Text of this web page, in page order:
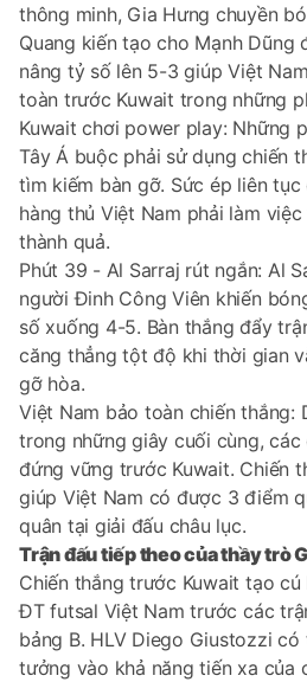
thông minh, Gia Hưng chuyền
Quang kiến tạo cho Mạnh Dũng
nâng tỷ số lên 5-3 giúp Việt
toàn trước Kuwait trong những
Kuwait chơi power play: Những
Tây Á buộc phải sử dụng chiến
tìm kiếm bàn gỡ. Sức ép liên
hàng thủ Việt Nam phải làm
thành quả.
Phút 39 - Al Sarraj rút ngắn: Al
người Đinh Công Viên khiến
số xuống 4-5. Bàn thắng đẩy
căng thẳng tột độ khi thời gian
gỡ hòa.
Việt Nam bảo toàn chiến thắng:
trong những giây cuối cùng, các
đứng vững trước Kuwait. Chiến
giúp Việt Nam có được 3 điểm
quân tại giải đấu châu lục.
Trận đấu tiếp theo của thầy trò
Chiến thắng trước Kuwait tạo
ĐT futsal Việt Nam trước các
bảng B. HLV Diego Giustozzi
tưởng vào khả năng tiến xa của